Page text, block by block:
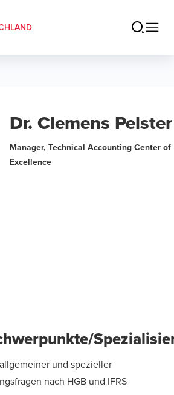
Dr. Clemens Pelster
Manager, Technical Accounting Center of
Excellence
und spezieller
nach HGB und IFRS